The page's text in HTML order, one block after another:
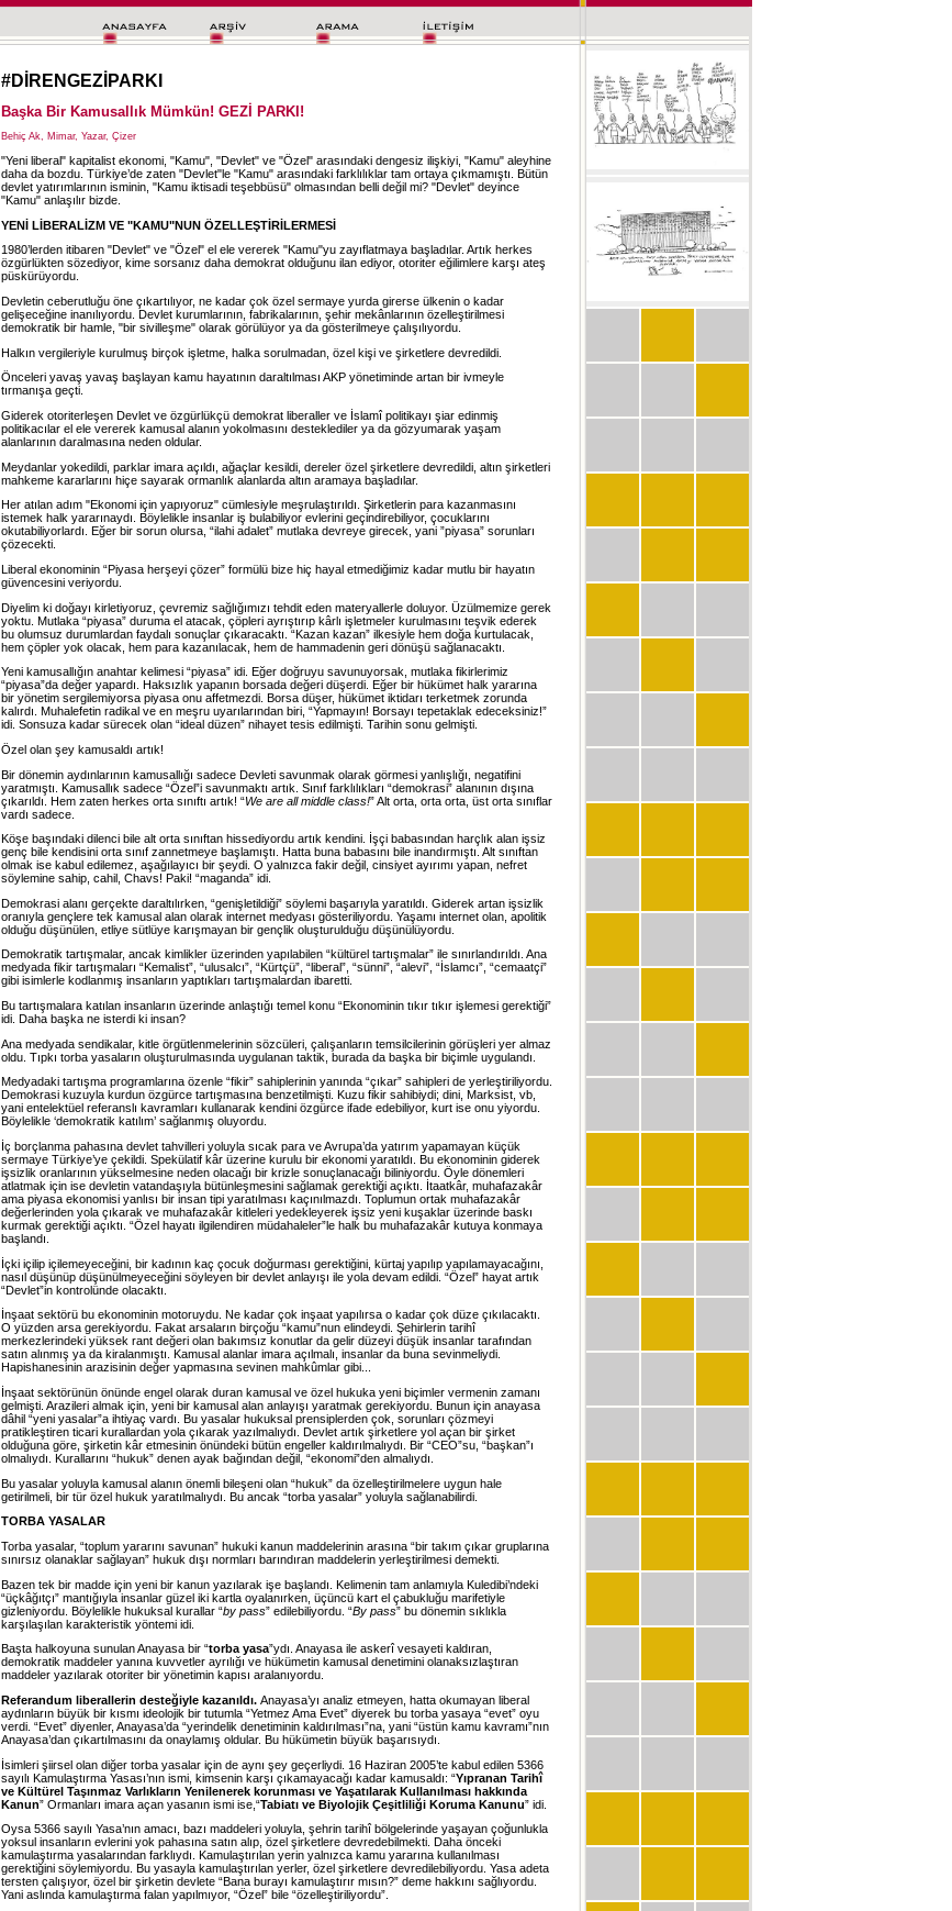
#DİRENGEZİPARKI
Başka Bir Kamusallık Mümkün! GEZİ PARKI!
Behiç Ak, Mimar, Yazar, Çizer
"Yeni liberal" kapitalist ekonomi, "Kamu", "Devlet" ve "Özel" arasındaki dengesiz ilişkiyi, "Kamu" aleyhine
daha da bozdu. Türkiye’de zaten "Devlet"le "Kamu" arasındaki farklılıklar tam ortaya çıkmamıştı. Bütün
devlet yatırımlarının isminin, "Kamu iktisadi teşebbüsü" olmasından belli değil mi? "Devlet" deyince
"Kamu" anlaşılır bizde.
YENİ LİBERALİZM VE "KAMU"NUN ÖZELLEŞTİRİLERMESİ
1980’lerden itibaren "Devlet" ve "Özel" el ele vererek "Kamu"yu zayıflatmaya başladılar. Artık herkes
özgürlükten sözediyor, kime sorsanız daha demokrat olduğunu ilan ediyor, otoriter eğilimlere karşı ateş
püskürüyordu.
Devletin ceberutluğu öne çıkartılıyor, ne kadar çok özel sermaye yurda girerse ülkenin o kadar
gelişeceğine inanılıyordu. Devlet kurumlarının, fabrikalarının, şehir mekânlarının özelleştirilmesi
demokratik bir hamle, "bir sivilleşme" olarak görülüyor ya da gösterilmeye çalışılıyordu.
Halkın vergileriyle kurulmuş birçok işletme, halka sorulmadan, özel kişi ve şirketlere devredildi.
Önceleri yavaş yavaş başlayan kamu hayatının daraltılması AKP yönetiminde artan bir ivmeyle
tırmanışa geçti.
Giderek otoriterleşen Devlet ve özgürlükçü demokrat liberaller ve İslamî politikayı şiar edinmiş
politikacılar el ele vererek kamusal alanın yokolmasını desteklediler ya da gözyumarak yaşam
alanlarının daralmasına neden oldular.
Meydanlar yokedildi, parklar imara açıldı, ağaçlar kesildi, dereler özel şirketlere devredildi, altın şirketleri
mahkeme kararlarını hiçe sayarak ormanlık alanlarda altın aramaya başladılar.
Her atılan adım "Ekonomi için yapıyoruz" cümlesiyle meşrulaştırıldı. Şirketlerin para kazanmasını
istemek halk yararınaydı. Böylelikle insanlar iş bulabiliyor evlerini geçindirebiliyor, çocuklarını
okutabiliyorlardı. Eğer bir sorun olursa, “ilahi adalet” mutlaka devreye girecek, yani ”piyasa” sorunları
çözecekti.
Liberal ekonominin “Piyasa herşeyi çözer” formülü bize hiç hayal etmediğimiz kadar mutlu bir hayatın
güvencesini veriyordu.
Diyelim ki doğayı kirletiyoruz, çevremiz sağlığımızı tehdit eden materyallerle doluyor. Üzülmemize gerek
yoktu. Mutlaka “piyasa” duruma el atacak, çöpleri ayrıştırıp kârlı işletmeler kurulmasını teşvik ederek
bu olumsuz durumlardan faydalı sonuçlar çıkaracaktı. “Kazan kazan” ilkesiyle hem doğa kurtulacak,
hem çöpler yok olacak, hem para kazanılacak, hem de hammadenin geri dönüşü sağlanacaktı.
Yeni kamusallığın anahtar kelimesi “piyasa” idi. Eğer doğruyu savunuyorsak, mutlaka fikirlerimiz
“piyasa”da değer yapardı. Haksızlık yapanın borsada değeri düşerdi. Eğer bir hükümet halk yararına
bir yönetim sergilemiyorsa piyasa onu affetmezdi. Borsa düşer, hükümet iktidarı terketmek zorunda
kalırdı. Muhalefetin radikal ve en meşru uyarılarından biri, “Yapmayın! Borsayı tepetaklak edeceksiniz!”
idi. Sonsuza kadar sürecek olan “ideal düzen” nihayet tesis edilmişti. Tarihin sonu gelmişti.
Özel olan şey kamusaldı artık!
Bir dönemin aydınlarının kamusallığı sadece Devleti savunmak olarak görmesi yanlışlığı, negatifini
yaratmıştı. Kamusallık sadece “Özel”i savunmaktı artık. Sınıf farklılıkları “demokrasi” alanının dışına
çıkarıldı. Hem zaten herkes orta sınıftı artık! “We are all middle class!” Alt orta, orta orta, üst orta sınıflar
vardı sadece.
Köşe başındaki dilenci bile alt orta sınıftan hissediyordu artık kendini. İşçi babasından harçlık alan işsiz
genç bile kendisini orta sınıf zannetmeye başlamıştı. Hatta buna babasını bile inandırmıştı. Alt sınıftan
olmak ise kabul edilemez, aşağılayıcı bir şeydi. O yalnızca fakir değil, cinsiyet ayırımı yapan, nefret
söylemine sahip, cahil, Chavs! Paki! “maganda” idi.
Demokrasi alanı gerçekte daraltılırken, “genişletildiği” söylemi başarıyla yaratıldı. Giderek artan işsizlik
oranıyla gençlere tek kamusal alan olarak internet medyası gösteriliyordu. Yaşamı internet olan, apolitik
olduğu düşünülen, etliye sütlüye karışmayan bir gençlik oluşturulduğu düşünülüyordu.
Demokratik tartışmalar, ancak kimlikler üzerinden yapılabilen “kültürel tartışmalar” ile sınırlandırıldı. Ana
medyada fikir tartışmaları “Kemalist”, “ulusalcı”, “Kürtçü”, “liberal”, “sünni”, “alevi”, “İslamcı”, “cemaatçi”
gibi isimlerle kodlanmış insanların yaptıkları tartışmalardan ibaretti.
Bu tartışmalara katılan insanların üzerinde anlaştığı temel konu “Ekonominin tıkır tıkır işlemesi gerektiği”
idi. Daha başka ne isterdi ki insan?
Ana medyada sendikalar, kitle örgütlenmelerinin sözcüleri, çalışanların temsilcilerinin görüşleri yer almaz
oldu. Tıpkı torba yasaların oluşturulmasında uygulanan taktik, burada da başka bir biçimle uygulandı.
Medyadaki tartışma programlarına özenle “fikir” sahiplerinin yanında “çıkar” sahipleri de yerleştiriliyordu.
Demokrasi kuzuyla kurdun özgürce tartışmasına benzetilmişti. Kuzu fikir sahibiydi; dini, Marksist, vb,
yani entelektüel referanslı kavramları kullanarak kendini özgürce ifade edebiliyor, kurt ise onu yiyordu.
Böylelikle ‘demokratik katılım’ sağlanmış oluyordu.
İç borçlanma pahasına devlet tahvilleri yoluyla sıcak para ve Avrupa’da yatırım yapamayan küçük
sermaye Türkiye’ye çekildi. Spekülatif kâr üzerine kurulu bir ekonomi yaratıldı. Bu ekonominin giderek
işsizlik oranlarının yükselmesine neden olacağı bir krizle sonuçlanacağı biliniyordu. Öyle dönemleri
atlatmak için ise devletin vatandaşıyla bütünleşmesini sağlamak gerektiği açıktı. İtaatkâr, muhafazakâr
ama piyasa ekonomisi yanlısı bir insan tipi yaratılması kaçınılmazdı. Toplumun ortak muhafazakâr
değerlerinden yola çıkarak ve muhafazakâr kitleleri yedekleyerek işsiz yeni kuşaklar üzerinde baskı
kurmak gerektiği açıktı. “Özel hayatı ilgilendiren müdahaleler”le halk bu muhafazakâr kutuya konmaya
başlandı.
İçki içilip içilemeyeceğini, bir kadının kaç çocuk doğurması gerektiğini, kürtaj yapılıp yapılamayacağını,
nasıl düşünüp düşünülmeyeceğini söyleyen bir devlet anlayışı ile yola devam edildi. “Özel” hayat artık
“Devlet”in kontrolünde olacaktı.
İnşaat sektörü bu ekonominin motoruydu. Ne kadar çok inşaat yapılırsa o kadar çok düze çıkılacaktı.
O yüzden arsa gerekiyordu. Fakat arsaların birçoğu “kamu”nun elindeydi. Şehirlerin tarihî
merkezlerindeki yüksek rant değeri olan bakımsız konutlar da gelir düzeyi düşük insanlar tarafından
satın alınmış ya da kiralanmıştı. Kamusal alanlar imara açılmalı, insanlar da buna sevinmeliydi.
Hapishanesinin arazisinin değer yapmasına sevinen mahkûmlar gibi...
İnşaat sektörünün önünde engel olarak duran kamusal ve özel hukuka yeni biçimler vermenin zamanı
gelmişti. Arazileri almak için, yeni bir kamusal alan anlayışı yaratmak gerekiyordu. Bunun için anayasa
dâhil “yeni yasalar”a ihtiyaç vardı. Bu yasalar hukuksal prensiplerden çok, sorunları çözmeyi
pratikleştiren ticari kurallardan yola çıkarak yazılmalıydı. Devlet artık şirketlere yol açan bir şirket
olduğuna göre, şirketin kâr etmesinin önündeki bütün engeller kaldırılmalıydı. Bir “CEO”su, “başkan”ı
olmalıydı. Kurallarını “hukuk” denen ayak bağından değil, “ekonomi”den almalıydı.
Bu yasalar yoluyla kamusal alanın önemli bileşeni olan “hukuk” da özelleştirilmelere uygun hale
getirilmeli, bir tür özel hukuk yaratılmalıydı. Bu ancak “torba yasalar” yoluyla sağlanabilirdi.
TORBA YASALAR
Torba yasalar, “toplum yararını savunan” hukuki kanun maddelerinin arasına “bir takım çıkar gruplarına
sınırsız olanaklar sağlayan” hukuk dışı normları barındıran maddelerin yerleştirilmesi demekti.
Bazen tek bir madde için yeni bir kanun yazılarak işe başlandı. Kelimenin tam anlamıyla Kuledibi’ndeki
“üçkâğıtçı” mantığıyla insanlar güzel iki kartla oyalanırken, üçüncü kart el çabukluğu marifetiyle
gizleniyordu. Böylelikle hukuksal kurallar “by pass” edilebiliyordu. “By pass” bu dönemin sıklıkla
karşılaşılan karakteristik yöntemi idi.
Başta halkoyuna sunulan Anayasa bir “torba yasa”ydı. Anayasa ile askerî vesayeti kaldıran,
demokratik maddeler yanına kuvvetler ayrılığı ve hükümetin kamusal denetimini olanaksızlaştıran
maddeler yazılarak otoriter bir yönetimin kapısı aralanıyordu.
Referandum liberallerin desteğiyle kazanıldı. Anayasa’yı analiz etmeyen, hatta okumayan liberal
aydınların büyük bir kısmı ideolojik bir tutumla “Yetmez Ama Evet” diyerek bu torba yasaya “evet” oyu
verdi. “Evet” diyenler, Anayasa’da “yerindelik denetiminin kaldırılması”na, yani “üstün kamu kavramı”nın
Anayasa’dan çıkartılmasını da onaylamış oldular. Bu hükümetin büyük başarısıydı.
İsimleri şiirsel olan diğer torba yasalar için de aynı şey geçerliydi. 16 Haziran 2005’te kabul edilen 5366
sayılı Kamulaştırma Yasası’nın ismi, kimsenin karşı çıkamayacağı kadar kamusaldı: “Yıpranan Tarihî
ve Kültürel Taşınmaz Varlıkların Yenilenerek korunması ve Yaşatılarak Kullanılması hakkında
Kanun” Ormanları imara açan yasanın ismi ise,“Tabiatı ve Biyolojik Çeşitliliği Koruma Kanunu” idi.
Oysa 5366 sayılı Yasa’nın amacı, bazı maddeleri yoluyla, şehrin tarihî bölgelerinde yaşayan çoğunlukla
yoksul insanların evlerini yok pahasına satın alıp, özel şirketlere devredebilmekti. Daha önceki
kamulaştırma yasalarından farklıydı. Kamulaştırılan yerin yalnızca kamu yararına kullanılması
gerektiğini söylemiyordu. Bu yasayla kamulaştırılan yerler, özel şirketlere devredilebiliyordu. Yasa adeta
tersten çalışıyor, özel bir şirketin devlete “Bana burayı kamulaştırır mısın?” deme hakkını sağlıyordu.
Yani aslında kamulaştırma falan yapılmıyor, “Özel” bile “özelleştiriliyordu”.